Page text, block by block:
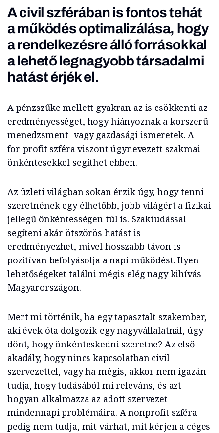
A civil szférában is fontos tehát
a működés optimalizálása, hogy
a rendelkezésre álló forrásokkal
a lehető legnagyobb társadalmi
hatást érjék el.
A pénzszűke mellett gyakran az is csökkenti az
eredményességet, hogy hiányoznak a korszerű
menedzsment- vagy gazdasági ismeretek. A
for-profit szféra viszont úgynevezett szakmai
önkéntesekkel segíthet ebben.
Az üzleti világban sokan érzik úgy, hogy tenni
szeretnének egy élhetőbb, jobb világért a fizikai
jellegű önkéntességen túl is. Szaktudással
segíteni akár ötszörös hatást is
eredményezhet, mivel hosszabb távon is
pozitívan befolyásolja a napi működést. Ilyen
lehetőségeket találni mégis elég nagy kihívás
Magyarországon.
Mert mi történik, ha egy tapasztalt szakember,
aki évek óta dolgozik egy nagyvállalatnál, úgy
dönt, hogy önkénteskedni szeretne? Az első
akadály, hogy nincs kapcsolatban civil
szervezettel, vagy ha mégis, akkor nem igazán
tudja, hogy tudásából mi releváns, és azt
hogyan alkalmazza az adott szervezet
mindennapi problémáira. A nonprofit szféra
pedig nem tudja, mit várhat, mit kérjen a céges